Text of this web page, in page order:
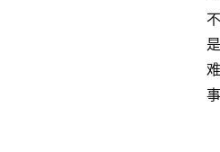
不
是
难
事